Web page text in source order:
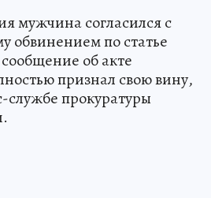
мужчина согласился с
обвинением по статье
об акте
признал свою вину,
службе прокуратуры